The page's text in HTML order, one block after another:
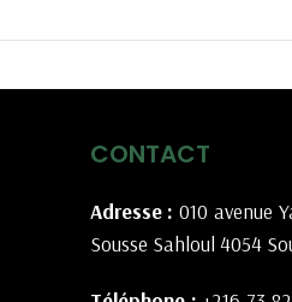
CONTACT
Adresse : 010 avenue
Sousse Sahloul 4054